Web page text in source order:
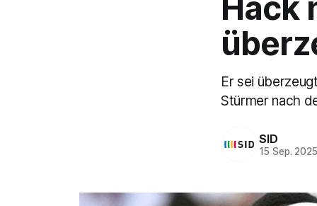
Er sei
Stürmer nach
SID
15 Sep.